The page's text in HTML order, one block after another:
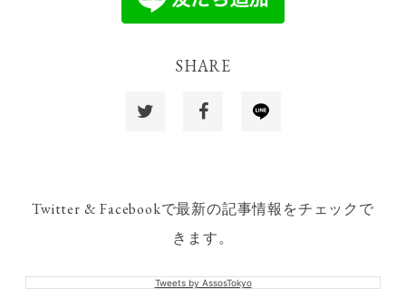
SHARE
Twitter & Facebookで最新の記事情報をチェックで
きます。
Tweets by AssosTokyo